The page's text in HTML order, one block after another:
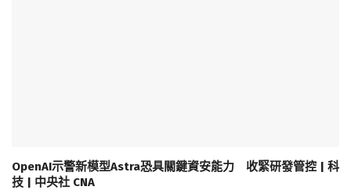
OpenAI示警新模型Astra恐具關鍵資安能力 收緊研發管控 | 科
技 | 中央社 CNA